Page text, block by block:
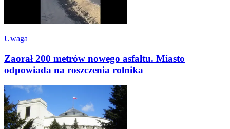
Uwaga
Zaorał 200 metrów nowego asfaltu. Miasto
odpowiada na roszczenia rolnika